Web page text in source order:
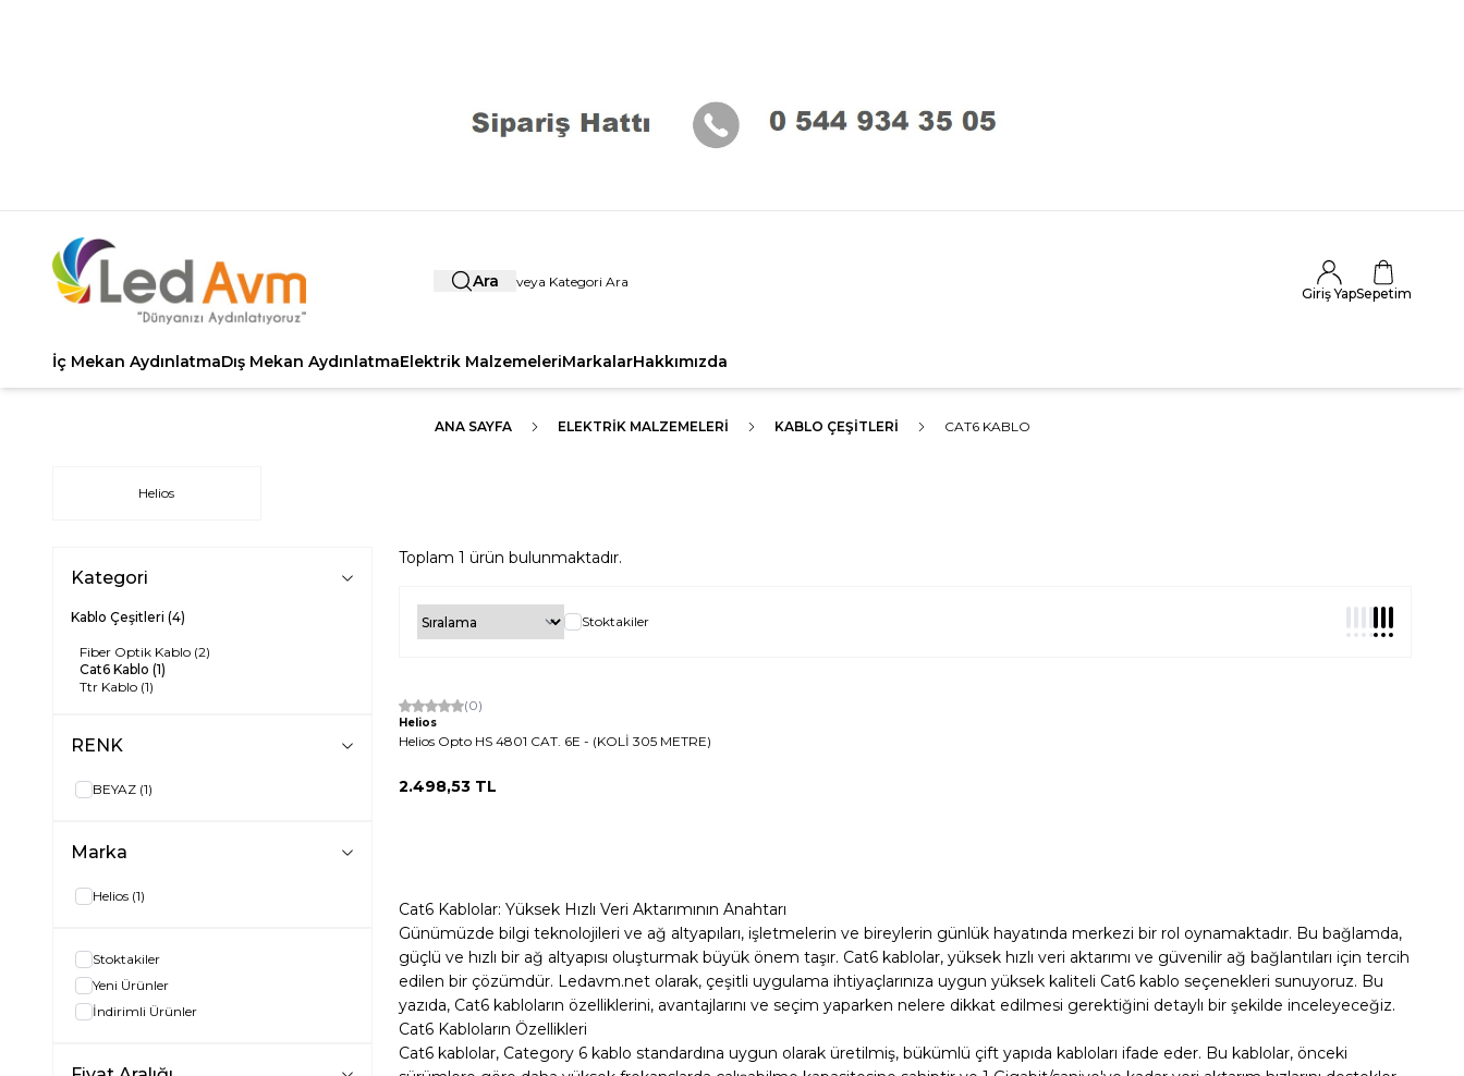
Ara
Giriş YapSepetim
İç Mekan AydınlatmaDış Mekan AydınlatmaElektrik MalzemeleriMarkalarHakkımızda
ANA SAYFA ELEKTRIK MALZEMELERI KABLO ÇEŞITLERI CAT6 KABLO
Helios
Kategori
Kablo Çeşitleri (4)
Fiber Optik Kablo (2)
Cat6 Kablo (1)
Ttr Kablo (1)
RENK
BEYAZ (1)
Marka
Helios (1)
Stoktakiler
Yeni Ürünler
İndirimli Ürünler
Toplam 1 ürün bulunmaktadır.
Stoktakiler
(0)
Helios
Helios Opto HS 4801 CAT. 6E - (KOLİ 305 METRE)
2.498,53 TL
Cat6 Kablolar: Yüksek Hızlı Veri Aktarımının Anahtarı
Günümüzde bilgi teknolojileri ve ağ altyapıları, işletmelerin ve bireylerin günlük hayatında merkezi bir rol oynamaktadır. Bu bağlamda,
güçlü ve hızlı bir ağ altyapısı oluşturmak büyük önem taşır. Cat6 kablolar, yüksek hızlı veri aktarımı ve güvenilir ağ bağlantıları için tercih
edilen bir çözümdür. Ledavm.net olarak, çeşitli uygulama ihtiyaçlarınıza uygun yüksek kaliteli Cat6 kablo seçenekleri sunuyoruz. Bu
yazıda, Cat6 kabloların özelliklerini, avantajlarını ve seçim yaparken nelere dikkat edilmesi gerektiğini detaylı bir şekilde inceleyeceğiz.
Cat6 Kabloların Özellikleri
Cat6 kablolar, Category 6 kablo standardına uygun olarak üretilmiş, bükümlü çift yapıda kabloları ifade eder. Bu kablolar, önceki